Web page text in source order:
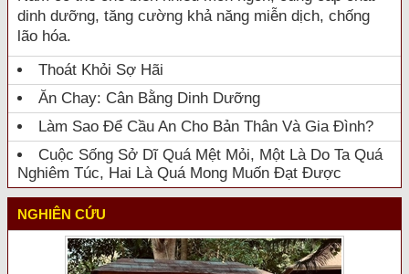
dinh dưỡng, tăng cường khả năng miễn dịch, chống
lão hóa.
Thoát Khỏi Sợ Hãi
Ăn Chay: Cân Bằng Dinh Dưỡng
Làm Sao Để Cầu An Cho Bản Thân Và Gia Đình?
Cuộc Sống Sở Dĩ Quá Mệt Mỏi, Một Là Do Ta Quá
Nghiêm Túc, Hai Là Quá Mong Muốn Đạt Được
NGHIÊN CỨU